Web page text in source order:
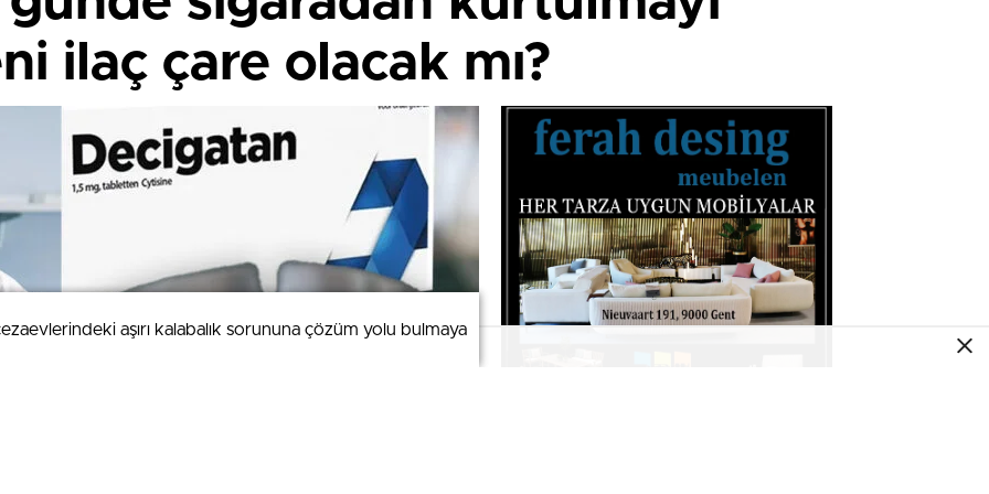
aşırı kalabalık sorununa çözüm yolu bulmaya
ilaç çare olacak mı?
aşırı kalabalık sorununa çözüm yolu bulmaya
için veri politikamızı inceleyebilirsiniz.